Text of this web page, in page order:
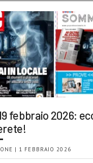
febbraio 2026:
| 1 FEBBRAIO 2026